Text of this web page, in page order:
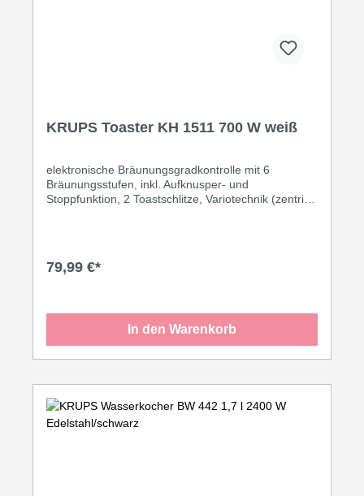
KRUPS Toaster KH 1511 700 W weiß
elektronische Bräunungsgradkontrolle mit 6
Bräunungsstufen, inkl. Aufknusper- und
Stoppfunktion, 2 Toastschlitze, Variotechnik (zentriert
Brotscheibe, Krümelschublade, wärmeisoliertes
79,99 €*
In den Warenkorb